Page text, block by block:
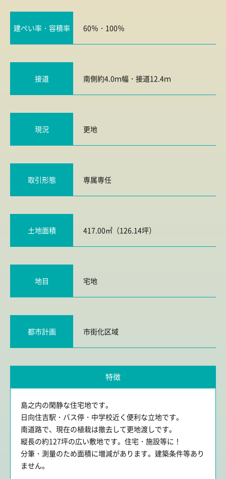
建ぺい率・容積率 60％・100％
接道 南側約4.0ｍ幅・接道12.4ｍ
現況 更地
取引形態 専属専任
土地面積 417.00㎡（126.14坪）
地目 宅地
都市計画 市街化区域
特徴
島之内の閑静な住宅地です。
日向住吉駅・バス停・中学校近く便利な立地です。
南道路で、現在の植栽は撤去して更地渡しです。
縦長の約127坪の広い敷地です。住宅・施設等に！
分筆・測量のため面積に増減があります。建築条件等あり
ません。